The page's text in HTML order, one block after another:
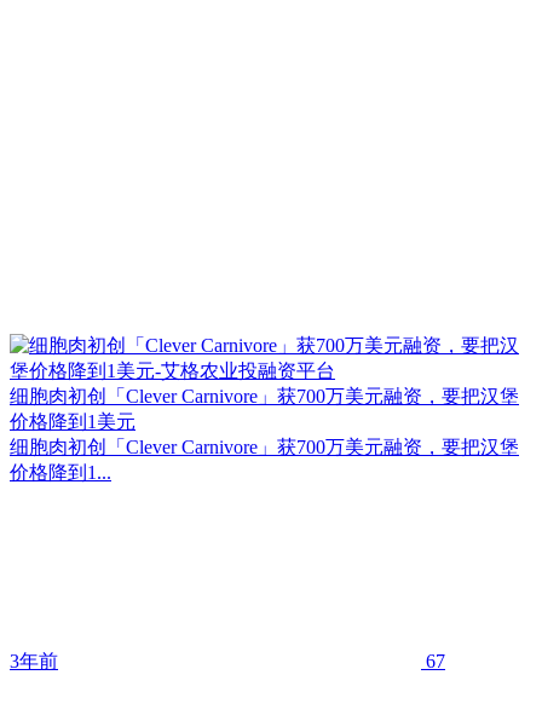
细胞肉初创「Clever Carnivore」获700万美元融资，要把汉堡
价格降到1美元
细胞肉初创「Clever Carnivore」获700万美元融资，要把汉堡
价格降到1...
3年前 67